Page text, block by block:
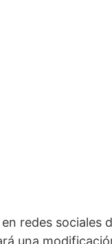
redes sociales
una